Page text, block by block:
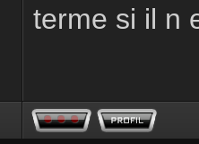
terme si il n